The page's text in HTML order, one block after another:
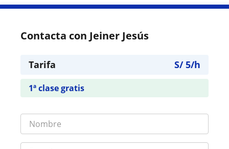
Contacta con Jeiner Jesús
Tarifa S/5/h
1ª clase gratis